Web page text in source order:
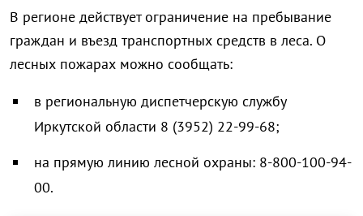
В регионе действует ограничение на пребывание
граждан и въезд транспортных средств в леса. О
лесных пожарах можно сообщать:
в региональную диспетчерскую службу
Иркутской области 8 (3952) 22-99-68;
на прямую линию лесной охраны: 8-800-100-94-
00.